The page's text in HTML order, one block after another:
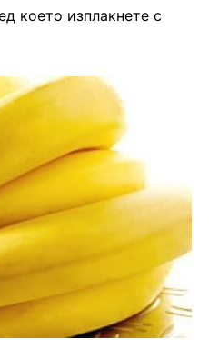
което изплакнете с